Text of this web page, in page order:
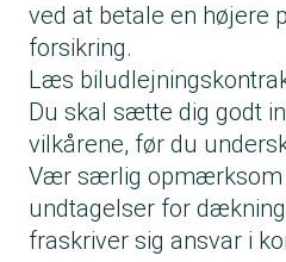
ved at betale en højere
forsikring.
Læs
Du skal sætte dig godt
vilkårene, før du
Vær særlig opmærksom
undtagelser for
fraskriver sig ansvar i